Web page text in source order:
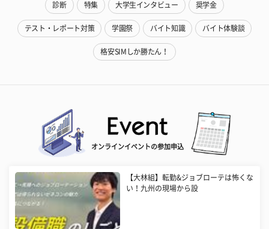
診断 特集 大学生インタビュー 奨学金
テスト・レポート対策 学園祭 バイト知識 バイト体験談
格安SIMしか勝たん！
オンラインイベントの参加申込
【大林組】転勤&ジョブローテは怖くな
い！九州の現場から設